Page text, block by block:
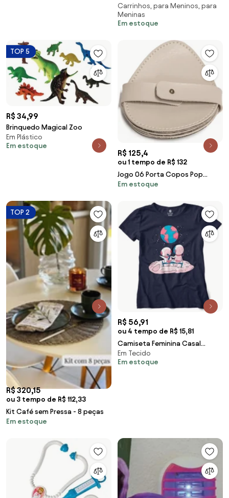
2 Peças
Carrinhos, para Meninos, para
Meninas
Em estoque
TOP 5
R$ 34,99
Brinquedo Magical Zoo
Em Plástico
Em estoque
R$ 125,4
ou 1 tempo de R$ 132
Jogo 06 Porta Copos Pop
Sottile Casa em Couro PU -
Em estoque
TOP 2
R$ 320,15
ou 3 tempo de R$ 112,33
Kit Café sem Pressa - 8 peças
Em estoque
R$ 56,91
ou 4 tempo de R$ 15,81
Camiseta Feminina Casal
Astronauta na Lua - Azul
Marinho - G
Em Tecido
Em estoque